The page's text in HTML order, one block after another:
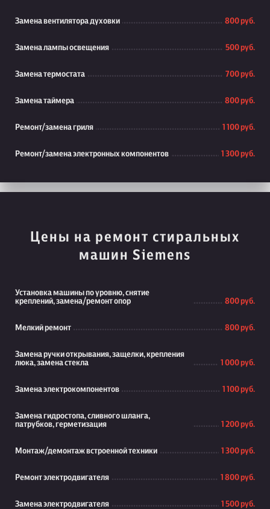
Замена вентилятора духовки 800 руб.
Замена лампы освещения 500 руб.
Замена термостата 700 руб.
Замена таймера 800 руб.
Ремонт/замена гриля 1 100 руб.
Ремонт/замена электронных компонентов 1 300 руб.
Цены на ремонт стиральных
машин Siemens
Установка машины по уровню, снятие
креплений, замена/ремонт опор
800 руб.
Мелкий ремонт 800 руб.
Замена ручки открывания, защелки, крепления
люка, замена стекла
1 000 руб.
Замена электрокомпонентов 1 100 руб.
Замена гидростопа, сливного шланга,
патрубков, герметизация
1 200 руб.
Монтаж/демонтаж встроенной техники 1 300 руб.
Ремонт электродвигателя 1 800 руб.
Замена электродвигателя 1 500 руб.